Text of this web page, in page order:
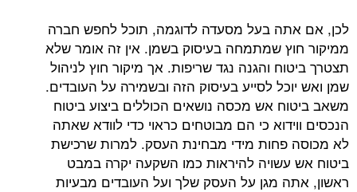
בעל מסעדה לדוגמה, תוכל לחפש חברה
שמתמחה בעיסוק בשמן. אין זה אומר שלא
והגנה נגד שריפות. אך מיקור חוץ לניהול
לסייע בעיסוק הזה ובשמירה על העובדים.
אש מכסה נושאים הכוללים ביצוע ביטוח
כי הם מבוטחים כראוי כדי לוודא שאתה
מידי מבחינת העסק. למרות שרכישת
להיראות כמו השקעה יקרה במבט
מגן על העסק שלך ועל העובדים מבעיות